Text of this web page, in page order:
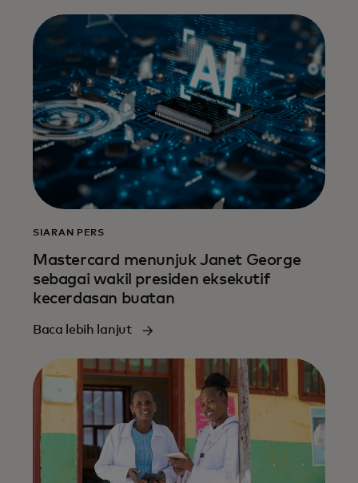
SIARAN PERS
Mastercard menunjuk Janet George
sebagai wakil presiden eksekutif
kecerdasan buatan
Baca lebih lanjut